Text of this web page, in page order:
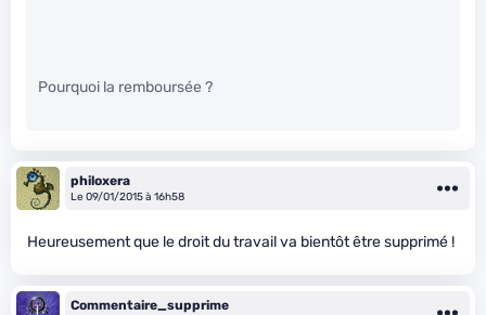
Pourquoi la remboursée ?
philoxera
Le 09/01/2015 à 16h58
Heureusement que le droit du travail va bientôt être supprimé !
Commentaire_supprime